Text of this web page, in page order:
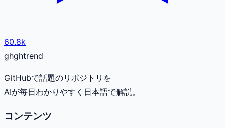
60.8k
ghghtrend
GitHubで話題のリポジトリを
AIが毎日わかりやすく日本語で解説。
コンテンツ